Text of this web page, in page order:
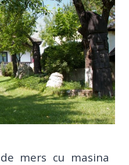
mers cu masina